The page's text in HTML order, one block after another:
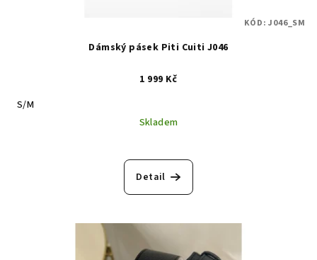
Dámský pásek Piti Cuiti J046
1 999 Kč
S/M
Skladem
Detail
KÓD:J046_SM